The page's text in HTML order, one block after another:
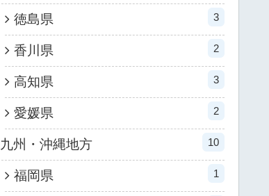
徳島県 3
香川県 2
高知県 3
愛媛県 2
九州・沖縄地方 10
福岡県 1